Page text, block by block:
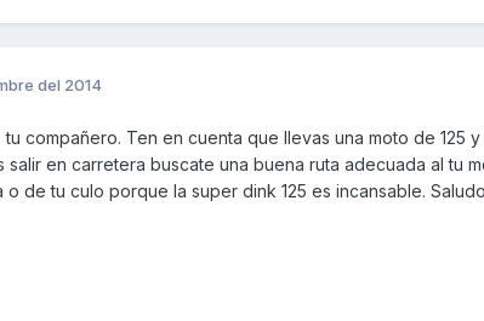
del 2014
tu compañero. Ten en cuenta que llevas una moto de 125
en carretera buscate una buena ruta adecuada al tu
de tu culo porque la super dink 125 es incansable.